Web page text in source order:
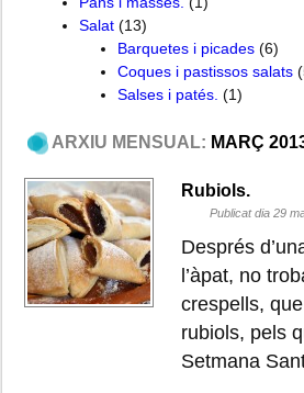
Salat (13)
Barquetes i picades (6)
Coques i pastissos salats
Salses i patés. (1)
ARXIU MENSUAL: MARÇ
Rubiols.
Publicat dia 29
Després
l’àpat, no
crespells,
rubiols, pels
Setmana